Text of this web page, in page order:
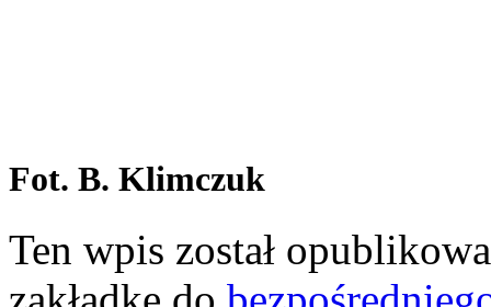
Fot. B. Klimczuk
Ten wpis został